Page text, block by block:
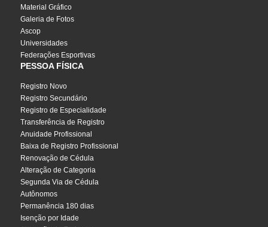
Material Gráfico
Galeria de Fotos
Ascop
Universidades
Federações Esportivas
PESSOA FÍSICA
Registro Novo
Registro Secundário
Registro de Especialidade
Transferência de Registro
Anuidade Profissional
Baixa de Registro Profissional
Renovação de Cédula
Alteração de Categoria
Segunda Via de Cédula
Autônomos
Permanência 180 dias
Isenção por Idade